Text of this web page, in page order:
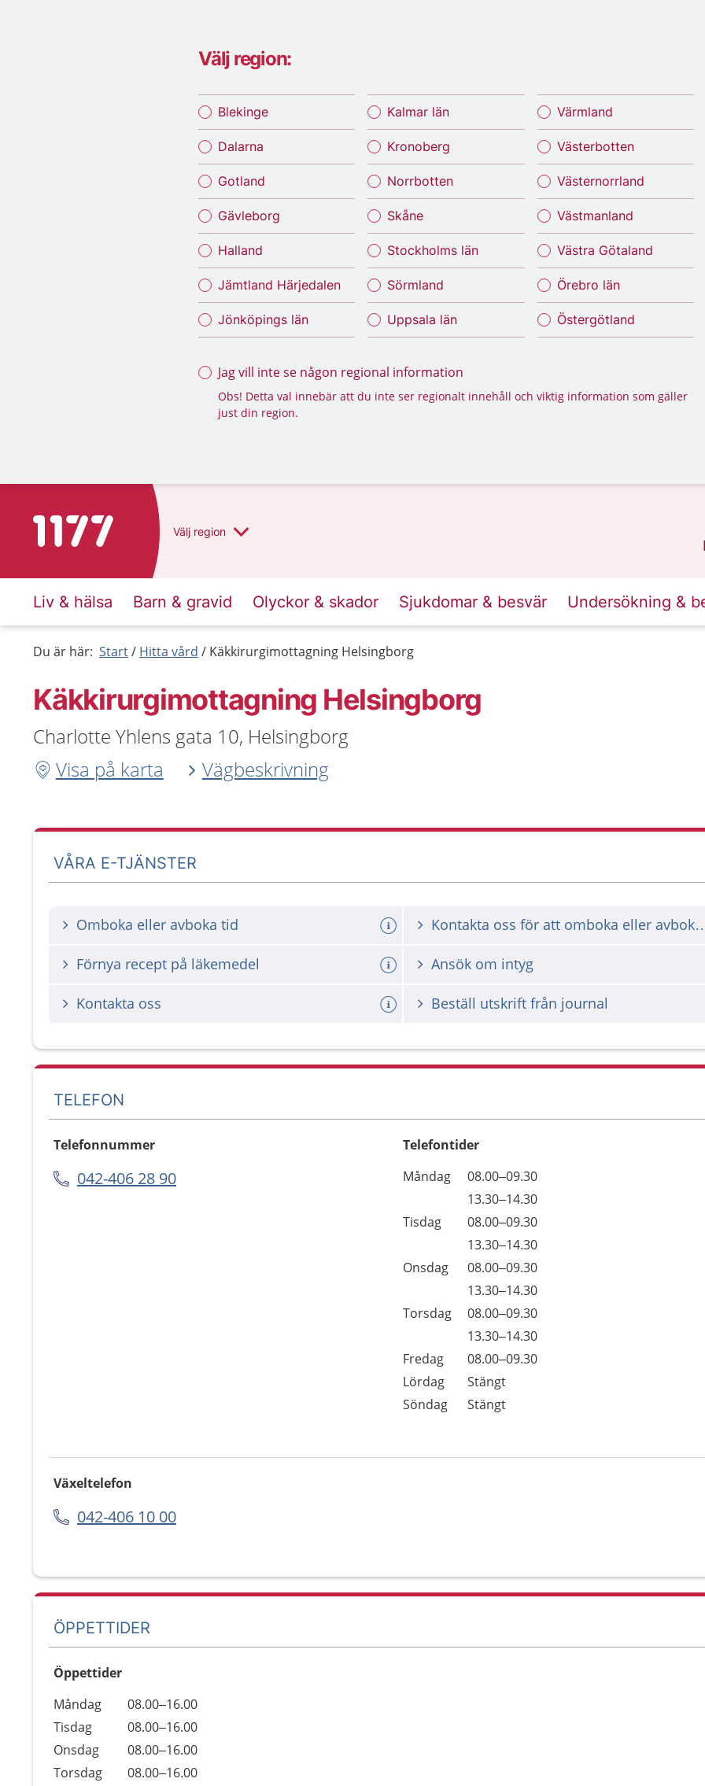
Välj region:
Blekinge
Dalarna
Gotland
Gävleborg
Halland
Jämtland Härjedalen
Jönköpings län
Kalmar län
Kronoberg
Norrbotten
Skåne
Stockholms län
Sörmland
Uppsala län
Värmland
Västerbotten
Västernorrland
Västmanland
Västra Götaland
Örebro län
Östergötland
Jag vill inte se någon regional information
Obs! Detta val innebär att du inte ser regionalt innehåll och viktig information som gäller
just din region.
Till startsidan för 1177 Välj region
Liv & hälsa Barn & gravid Olyckor & skador Sjukdomar & besvär Undersökning &
Du är här: Start Hitta vård Käkkirurgimottagning Helsingborg
Käkkirurgimottagning Helsingborg
Charlotte Yhlens gata 10, Helsingborg
Visa på karta
Vägbeskrivning
VÅRA E-TJÄNSTER
Omboka eller avboka tid Kontakta oss för
Förnya recept på läkemedel Ansök om intyg
Kontakta oss Beställ utskrift från journal
TELEFON
Telefonnummer
042-406 28 90
Telefontider
Dag
Öppettider
Kommentarer
Måndag
08.00–09.30
13.30–14.30
Tisdag
08.00–09.30
13.30–14.30
Onsdag
08.00–09.30
13.30–14.30
Torsdag
08.00–09.30
13.30–14.30
Fredag
08.00–09.30
Lördag
Stängt
Söndag
Stängt
Växeltelefon
042-406 10 00
ÖPPETTIDER
Öppettider
Dag
Öppettider
Kommentarer
Måndag
08.00–16.00
Tisdag
08.00–16.00
Onsdag
08.00–16.00
Torsdag
08.00–16.00